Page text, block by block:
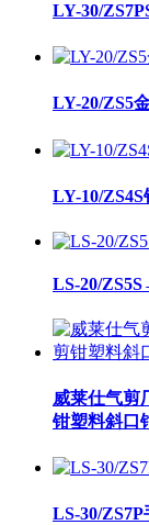
LY-30/
LY-20/ZS5
LY-10/
LS-20/ZS5S
威莱仕气剪
钳塑料斜口
LS-30/